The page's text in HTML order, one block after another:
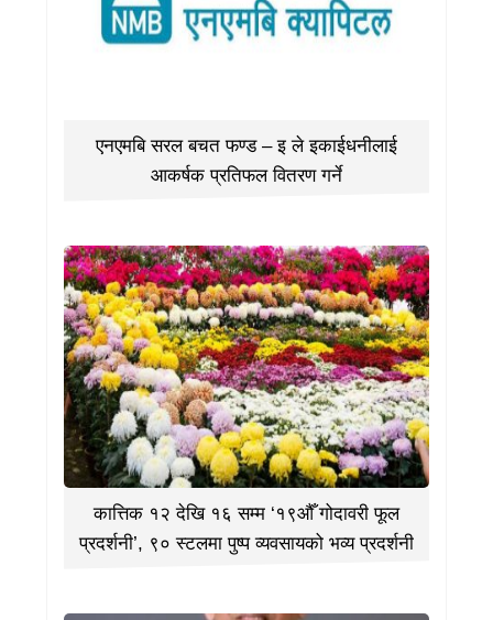
एनएमबि सरल बचत फण्ड – इ ले इकाईधनीलाई
आकर्षक प्रतिफल वितरण गर्ने
कात्तिक १२ देखि १६ सम्म ‘१९औँ गोदावरी फूल
प्रदर्शनी’, ९० स्टलमा पुष्प व्यवसायको भव्य प्रदर्शनी